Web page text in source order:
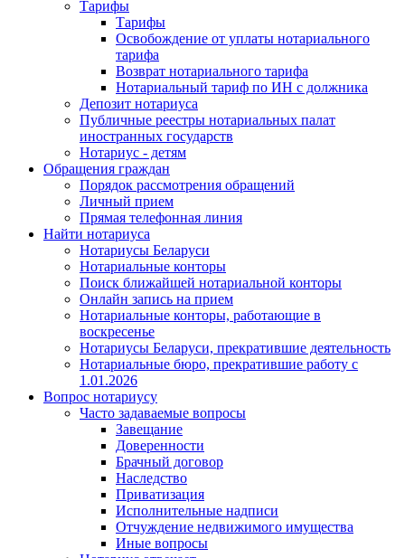
Тарифы
Тарифы
Освобождение от уплаты нотариального
тарифа
Возврат нотариального тарифа
Нотариальный тариф по ИН с должника
Депозит нотариуса
Публичные реестры нотариальных палат
иностранных государств
Нотариус - детям
Обращения граждан
Порядок рассмотрения обращений
Личный прием
Прямая телефонная линия
Найти нотариуса
Нотариусы Беларуси
Нотариальные конторы
Поиск ближайшей нотариальной конторы
Онлайн запись на прием
Нотариальные конторы, работающие в
воскресенье
Нотариусы Беларуси, прекратившие деятельность
Нотариальные бюро, прекратившие работу с
1.01.2026
Вопрос нотариусу
Часто задаваемые вопросы
Завещание
Доверенности
Брачный договор
Наследство
Приватизация
Исполнительные надписи
Отчуждение недвижимого имущества
Иные вопросы